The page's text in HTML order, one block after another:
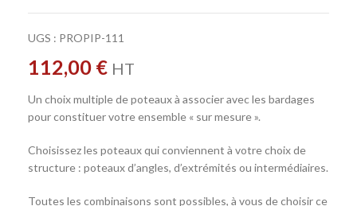
UGS : PROPIP-111
112,00 € HT
Un choix multiple de poteaux à associer avec les bardages
pour constituer votre ensemble « sur mesure ».
Choisissez les poteaux qui conviennent à votre choix de
structure : poteaux d’angles, d’extrémités ou intermédiaires.
Toutes les combinaisons sont possibles, à vous de choisir ce